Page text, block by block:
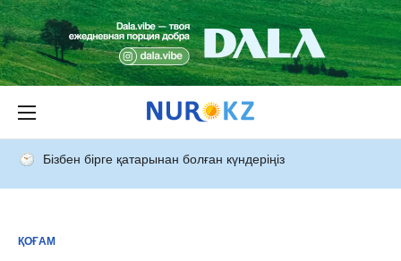
Бізбен бірге қатарынан болған күндеріңіз
ҚОҒАМ